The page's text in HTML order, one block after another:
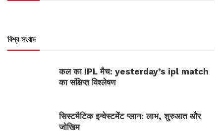
বিশ্ব সংবাদ
कल का IPL मैच: yesterday’s ipl match
का संक्षिप्त विश्लेषण
सिस्टमैटिक इन्वेस्टमेंट प्लान: लाभ, शुरुआत और
जोखिम